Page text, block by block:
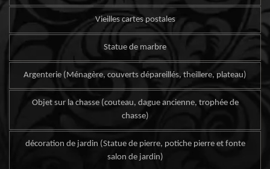
Vieilles cartes postales
Statue de marbre
Argenterie (Ménagère, couverts dépareillés, theillere, plateau)
Objet sur la chasse (couteau, dague ancienne, trophée de
chasse)
décoration de jardin (Statue de pierre, potiche pierre et fonte
salon de jardin)